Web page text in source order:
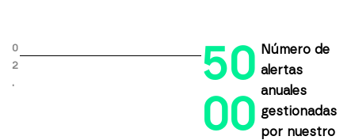
0
2
.
50
00
Número de
alertas
anuales
gestionadas
por nuestro